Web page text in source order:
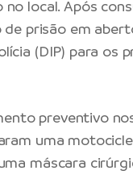
local. Após
prisão em
(DIP) para os
preventivo
uma
máscara